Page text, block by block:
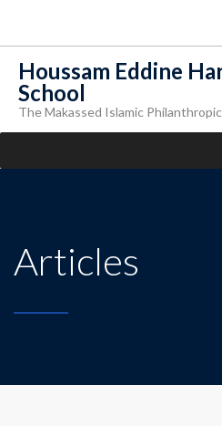
Houssam Eddine
School
The Makassed Islamic
Articles